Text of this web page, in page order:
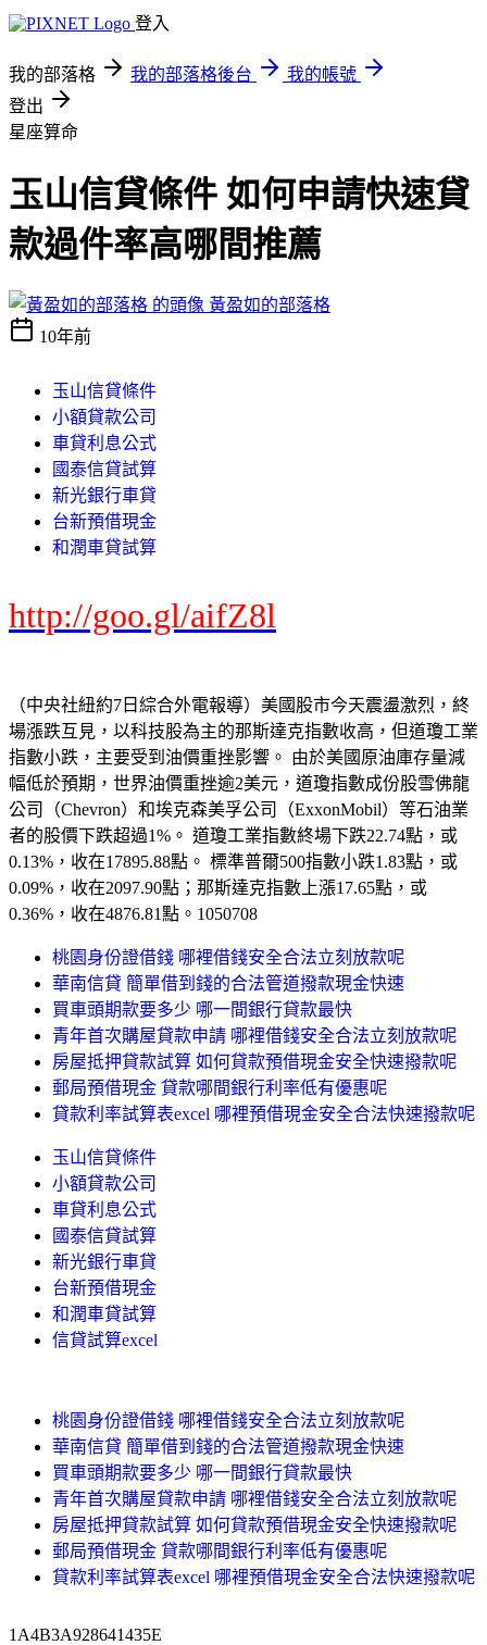
登入
我的部落格 我的部落格後台
我的帳號
登出
星座算命
玉山信貸條件 如何申請快速貸
款過件率高哪間推薦
黃盈如的部落格
10年前
玉山信貸條件
小額貸款公司
車貸利息公式
國泰信貸試算
新光銀行車貸
台新預借現金
和潤車貸試算
http://goo.gl/aifZ8l
（中央社紐約7日綜合外電報導）美國股市今天震盪激烈，終
場漲跌互見，以科技股為主的那斯達克指數收高，但道瓊工業
指數小跌，主要受到油價重挫影響。 由於美國原油庫存量減
幅低於預期，世界油價重挫逾2美元，道瓊指數成份股雪佛龍
公司（Chevron）和埃克森美孚公司（ExxonMobil）等石油業
者的股價下跌超過1%。 道瓊工業指數終場下跌22.74點，或
0.13%，收在17895.88點。 標準普爾500指數小跌1.83點，或
0.09%，收在2097.90點；那斯達克指數上漲17.65點，或
0.36%，收在4876.81點。1050708
桃園身份證借錢 哪裡借錢安全合法立刻放款呢
華南信貸 簡單借到錢的合法管道撥款現金快速
買車頭期款要多少 哪一間銀行貸款最快
青年首次購屋貸款申請 哪裡借錢安全合法立刻放款呢
房屋抵押貸款試算 如何貸款預借現金安全快速撥款呢
郵局預借現金 貸款哪間銀行利率低有優惠呢
貸款利率試算表excel 哪裡預借現金安全合法快速撥款呢
玉山信貸條件
小額貸款公司
車貸利息公式
國泰信貸試算
新光銀行車貸
台新預借現金
和潤車貸試算
信貸試算excel
桃園身份證借錢 哪裡借錢安全合法立刻放款呢
華南信貸 簡單借到錢的合法管道撥款現金快速
買車頭期款要多少 哪一間銀行貸款最快
青年首次購屋貸款申請 哪裡借錢安全合法立刻放款呢
房屋抵押貸款試算 如何貸款預借現金安全快速撥款呢
郵局預借現金 貸款哪間銀行利率低有優惠呢
貸款利率試算表excel 哪裡預借現金安全合法快速撥款呢
1A4B3A928641435E